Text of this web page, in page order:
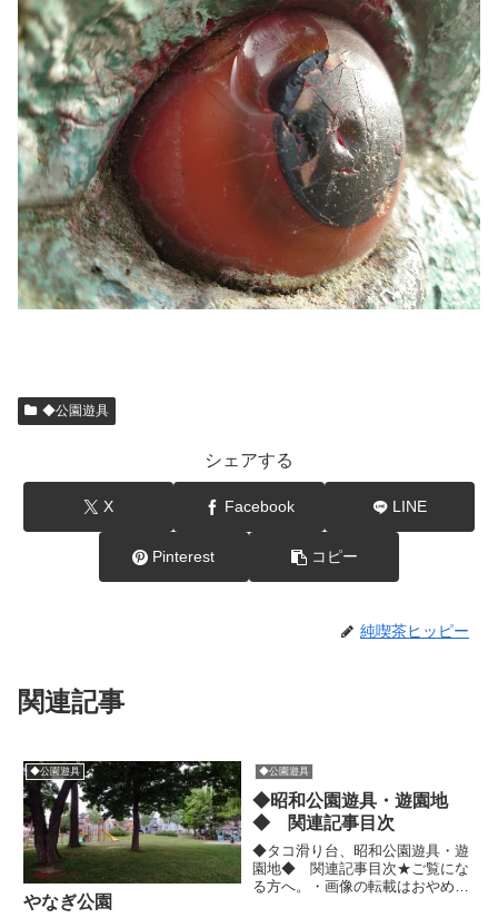
◆公園遊具
シェアする
X Facebook LINE
Pinterest コピー
純喫茶ヒッピー
関連記事
◆公園遊具
やなぎ公園
◆公園遊具
◆昭和公園遊具・遊園地
◆ 関連記事目次
◆タコ滑り台、昭和公園遊具・遊
園地◆ 関連記事目次★ご覧にな
る方へ。・画像の転載はおやめく